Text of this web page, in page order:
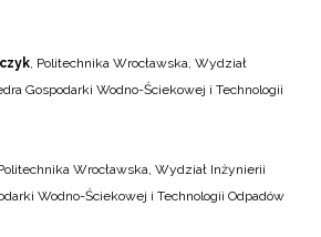
, Politechnika Wrocławska, Wydział
Gospodarki Wodno-Ściekowej i Technologii
Politechnika Wrocławska, Wydział Inżynierii
Wodno-Ściekowej i Technologii Odpadów